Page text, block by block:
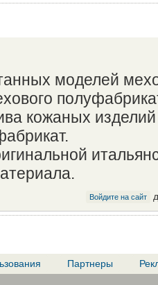
моделей
кожаных изделий
Войдите на сайт
Партнеры